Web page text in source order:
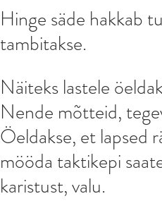
Hinge säde hakkab
tambitakse.
Näiteks lastele
Nende mõtteid,
Öeldakse, et lapsed
mööda taktikepi
karistust, valu.